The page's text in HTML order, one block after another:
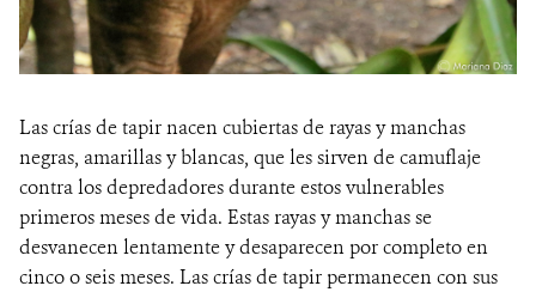
Las crías de tapir nacen cubiertas de rayas y manchas
negras, amarillas y blancas, que les sirven de camuflaje
contra los depredadores durante estos vulnerables
primeros meses de vida. Estas rayas y manchas se
desvanecen lentamente y desaparecen por completo en
cinco o seis meses. Las crías de tapir permanecen con sus